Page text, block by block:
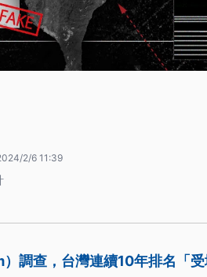
2/6 11:39
調查，台灣連續10年排名「